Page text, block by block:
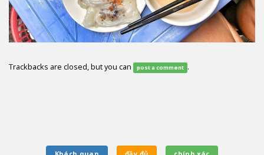
Trackbacks are closed, but you can post a comment .
Khách quan đầy đủ chính xác